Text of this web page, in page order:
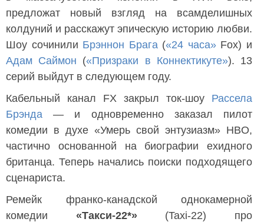
предложат новый взгляд на всамделишных
колдуний и расскажут эпическую историю любви.
Шоу сочинили Брэннон Брага(«24 часа»Fox) и
Адам Саймон («Призраки в Коннектикуте»). 13
серий выйдут в следующем году.
Кабельный канал FX закрыл ток-шоу Рассела
Брэнда — и одновременно заказал пилот
комедии в духе «Умерь свой энтузиазм» HBO,
частично основанной на биографии ехидного
британца. Теперь начались поиски подходящего
сценариста.
Ремейк франко-канадской однокамерной
комедии «Такси-22*»(Taxi-22) про